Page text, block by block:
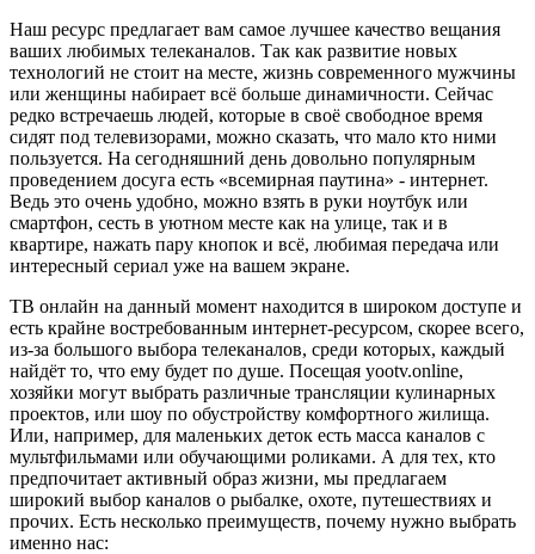
Наш ресурс предлагает вам самое лучшее качество вещания
ваших любимых телеканалов. Так как развитие новых
технологий не стоит на месте, жизнь современного мужчины
или женщины набирает всё больше динамичности. Сейчас
редко встречаешь людей, которые в своё свободное время
сидят под телевизорами, можно сказать, что мало кто ними
пользуется. На сегодняшний день довольно популярным
проведением досуга есть «всемирная паутина» - интернет.
Ведь это очень удобно, можно взять в руки ноутбук или
смартфон, сесть в уютном месте как на улице, так и в
квартире, нажать пару кнопок и всё, любимая передача или
интересный сериал уже на вашем экране.
ТВ онлайн на данный момент находится в широком доступе и
есть крайне востребованным интернет-ресурсом, скорее всего,
из-за большого выбора телеканалов, среди которых, каждый
найдёт то, что ему будет по душе. Посещая yootv.online,
хозяйки могут выбрать различные трансляции кулинарных
проектов, или шоу по обустройству комфортного жилища.
Или, например, для маленьких деток есть масса каналов с
мультфильмами или обучающими роликами. А для тех, кто
предпочитает активный образ жизни, мы предлагаем
широкий выбор каналов о рыбалке, охоте, путешествиях и
прочих. Есть несколько преимуществ, почему нужно выбрать
именно нас: